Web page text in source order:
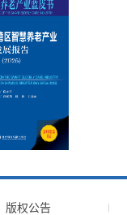
版权公告